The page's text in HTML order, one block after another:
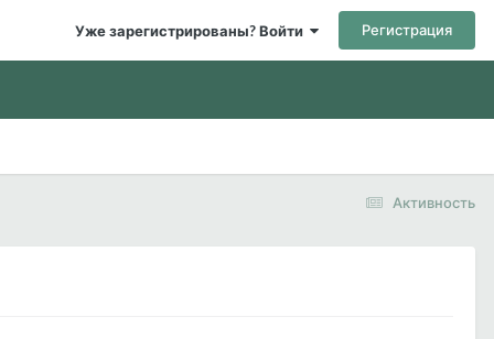
Уже зарегистрированы? Войти Регистрация
Активность